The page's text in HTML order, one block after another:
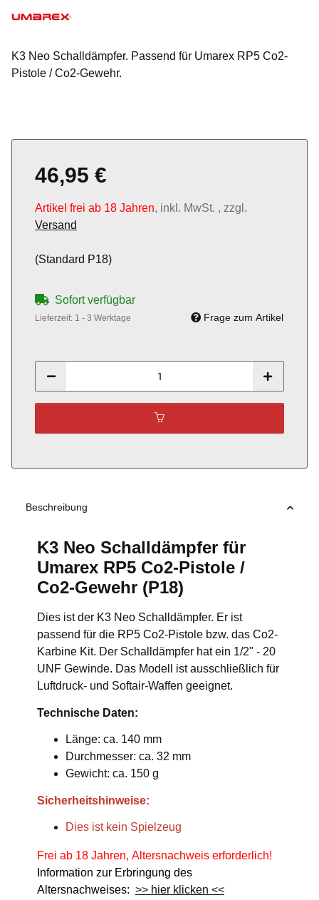
K3 Neo Schalldämpfer. Passend für Umarex RP5 Co2-
Pistole / Co2-Gewehr.
46,95 €
Artikel frei ab 18 Jahren, inkl. MwSt. , zzgl.
Versand
(Standard P18)
Sofort verfügbar
Lieferzeit: 1 - 3 Werktage Frage zum Artikel
Beschreibung
K3 Neo Schalldämpfer für
Umarex RP5 Co2-Pistole /
Co2-Gewehr (P18)
Dies ist der K3 Neo Schalldämpfer. Er ist
passend für die RP5 Co2-Pistole bzw. das Co2-
Karbine Kit. Der Schalldämpfer hat ein 1/2" - 20
UNF Gewinde. Das Modell ist ausschließlich für
Luftdruck- und Softair-Waffen geeignet.
Technische Daten:
Länge: ca. 140 mm
Durchmesser: ca. 32 mm
Gewicht: ca. 150 g
Sicherheitshinweise:
Dies ist kein Spielzeug
Frei ab 18 Jahren, Altersnachweis erforderlich!
Information zur Erbringung des
Altersnachweises: >> hier klicken <<